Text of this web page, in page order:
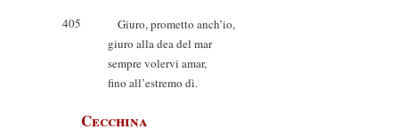
405
Giuro, prometto anch’io,
giuro alla dea del mar
sempre volervi amar,
fino all’estremo dì.
Cecchina